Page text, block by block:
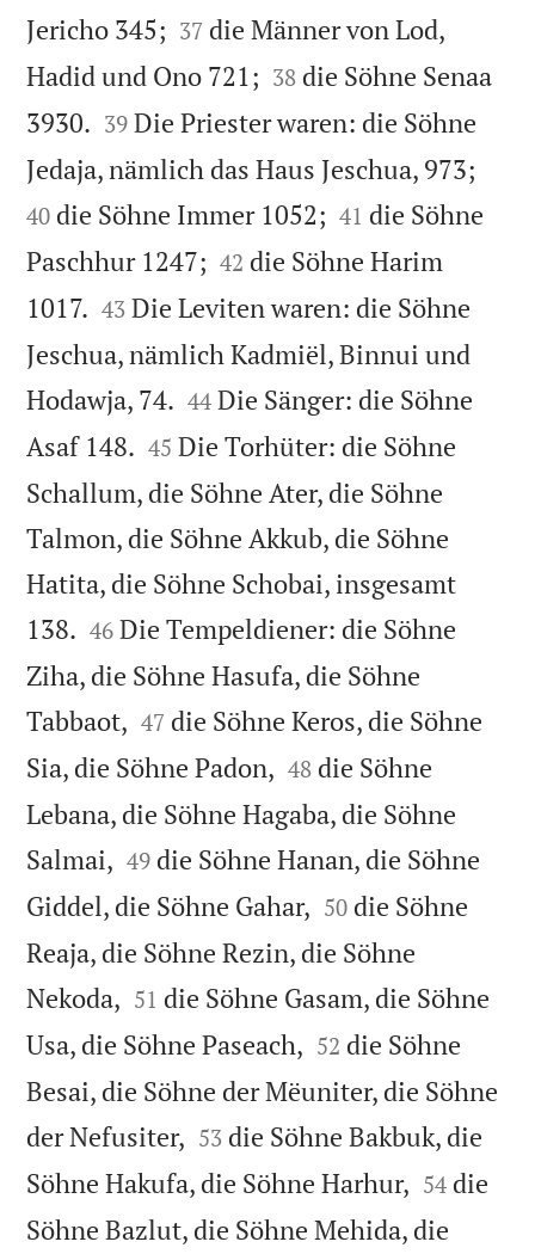
Jericho 345; 

37 die Männer von Lod,
Hadid und Ono 721; 

38 die Söhne Senaa
3930. 

39 Die Priester waren: die Söhne
Jedaja, nämlich das Haus Jeschua, 973;
40 die Söhne Immer 1052; 

41 die Söhne
Paschhur 1247; 

42 die Söhne Harim
1017. 

43 Die Leviten waren: die Söhne
Jeschua, nämlich Kadmiël, Binnui und
Hodawja, 74. 

44 Die Sänger: die Söhne
Asaf 148. 

45 Die Torhüter: die Söhne
Schallum, die Söhne Ater, die Söhne
Talmon, die Söhne Akkub, die Söhne
Hatita, die Söhne Schobai, insgesamt
138. 

46 Die Tempeldiener: die Söhne
Ziha, die Söhne Hasufa, die Söhne
Tabbaot, 

47 die Söhne Keros, die Söhne
Sia, die Söhne Padon, 

48 die Söhne
Lebana, die Söhne Hagaba, die Söhne
Salmai, 

49 die Söhne Hanan, die Söhne
Giddel, die Söhne Gahar, 

50 die Söhne
Reaja, die Söhne Rezin, die Söhne
Nekoda, 

51 die Söhne Gasam, die Söhne
Usa, die Söhne Paseach, 

52 die Söhne
Besai, die Söhne der Mëuniter, die Söhne
der Nefusiter, 

53 die Söhne Bakbuk, die
Söhne Hakufa, die Söhne Harhur, 

54 die
Söhne Bazlut, die Söhne Mehida, die